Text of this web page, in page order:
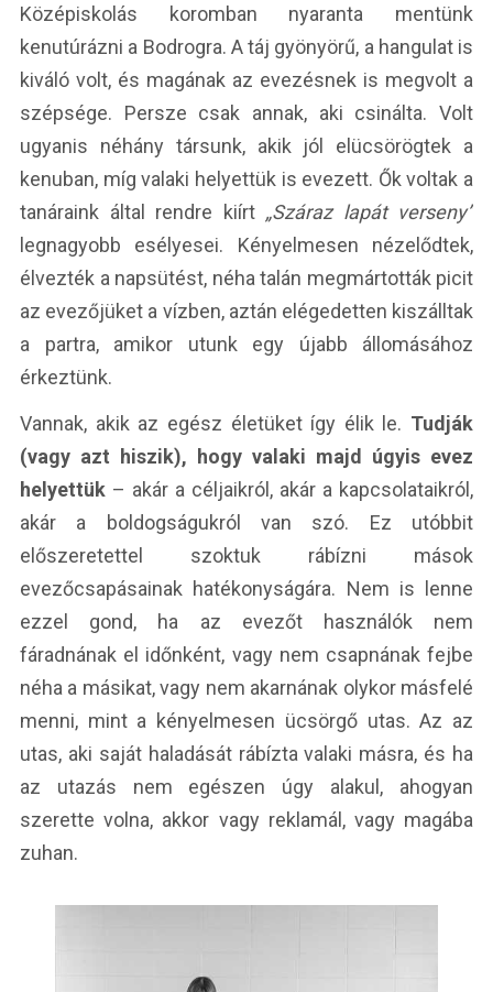
Középiskolás koromban nyaranta mentünk
kenutúrázni a Bodrogra. A táj gyönyörű, a hangulat is
kiváló volt, és magának az evezésnek is megvolt a
szépsége. Persze csak annak, aki csinálta. Volt
ugyanis néhány társunk, akik jól elücsörögtek a
kenuban, míg valaki helyettük is evezett. Ők voltak a
tanáraink által rendre kiírt „Száraz lapát verseny”
legnagyobb esélyesei. Kényelmesen nézelődtek,
élvezték a napsütést, néha talán megmártották picit
az evezőjüket a vízben, aztán elégedetten kiszálltak
a partra, amikor utunk egy újabb állomásához
érkeztünk.
Vannak, akik az egész életüket így élik le. Tudják
(vagy azt hiszik), hogy valaki majd úgyis evez
helyettük – akár a céljaikról, akár a kapcsolataikról,
akár a boldogságukról van szó. Ez utóbbit
előszeretettel szoktuk rábízni mások
evezőcsapásainak hatékonyságára. Nem is lenne
ezzel gond, ha az evezőt használók nem
fáradnának el időnként, vagy nem csapnának fejbe
néha a másikat, vagy nem akarnának olykor másfelé
menni, mint a kényelmesen ücsörgő utas. Az az
utas, aki saját haladását rábízta valaki másra, és ha
az utazás nem egészen úgy alakul, ahogyan
szerette volna, akkor vagy reklamál, vagy magába
zuhan.